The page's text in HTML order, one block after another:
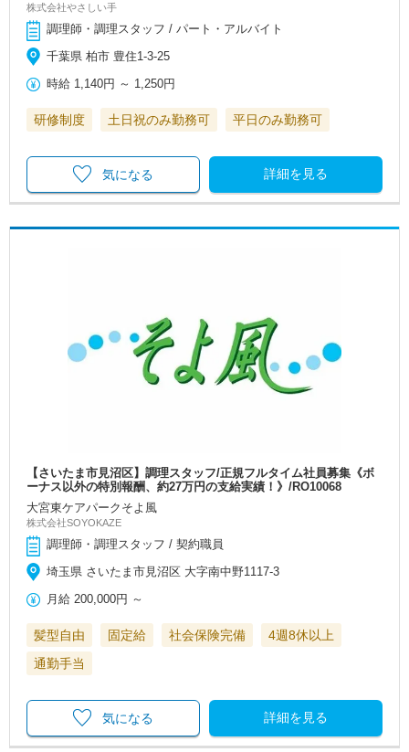
株式会社やさしい手
調理師・調理スタッフ / パート・アルバイト
千葉県 柏市 豊住1-3-25
時給 1,140円 ～ 1,250円
研修制度 土日祝のみ勤務可 平日のみ勤務可
詳細を見る
気になる
【さいたま市見沼区】調理スタッフ/正規フルタイム社員募集《ボ
ーナス以外の特別報酬、約27万円の支給実績！》/RO10068
大宮東ケアパークそよ風
株式会社SOYOKAZE
調理師・調理スタッフ / 契約職員
埼玉県 さいたま市見沼区 大字南中野1117-3
月給 200,000円 ～
髪型自由 固定給 社会保険完備
4週8休以上
通勤手当
詳細を見る
気になる